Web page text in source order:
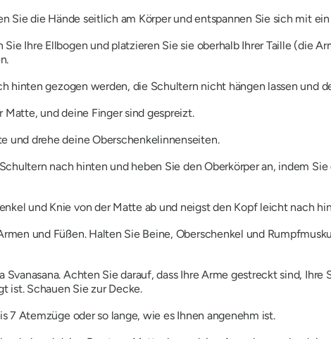
Sie die Hände seitlich am Körper und entspannen Sie sich mit
Ihre Ellbogen und platzieren Sie sie oberhalb Ihrer Taille (die
hinten gezogen werden, die Schultern nicht hängen lassen und
und deine Finger sind gespreizt.
und drehe deine Oberschenkelinnenseiten.
nach hinten und heben Sie den Oberkörper an, indem
und Knie von der Matte ab und neigst den Kopf leicht nach
und Füßen. Halten Sie Beine, Oberschenkel und
Svanasana.Achten Sie darauf, dass Ihre Arme gestreckt sind,
ist. Schauen Sie zur Decke.
7 Atemzüge oder so lange, wie es Ihnen angenehm ist.